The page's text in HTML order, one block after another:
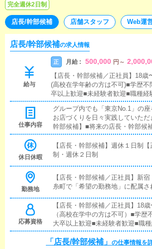
完全週休2日制
店長/幹部候補 店舗スタッフ Web運
店長/幹部候補の求人情報
給与
正 月給 : 500,000 円 ～
【店長・幹部候補／正社員】18
(高校在学年齢の方は不可)■学歴
卒以上歓迎■未経験者歓迎■職種経
K全国総合第1位のウルトラグルー
いう方なら、どなたでも大歓迎で
仕事内容
グループ内でも「東京No.1」の
お店づくりを日々実践していた
幹部候補】■将来の店長・幹部候
いただきます。まずは『受付ス
客や受付業務からスタートしてい
慣れてきたら、『キャストの管理
こともあります。【正社員】■対
のお問い合わせ対応や、一部店舗
れたお客様の案内をお願いしま
作業、注意事項のご案内などを
す。簡単なマニュアルがあり、
学びながら業務を覚えていけるの
安心です。■企画の立案店舗イベ
るさまざまな企画を提案していた
休日休暇
【店長・幹部候補】週休１日制
制・週休２日制
勤務地
【店長・幹部候補／正社員】新
糸町で「希望の勤務地」に配属さ
応募資格
【店長・幹部候補／正社員】18
（高校在学中の方は不可）■学歴
大卒以上歓迎■未経験者歓迎■職種
クOK全国総合第1位のウルトラ
いという方なら、どなたでも大歓
「店長/幹部候補」 の仕事情報を